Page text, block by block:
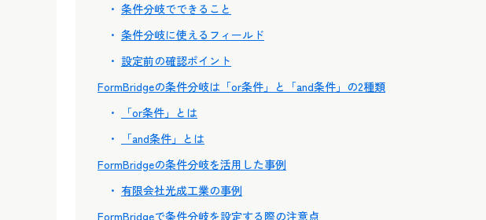
条件分岐でできること
条件分岐に使えるフィールド
設定前の確認ポイント
FormBridgeの条件分岐は「or条件」と「and条件」の2種類
「or条件」とは
「and条件」とは
FormBridgeの条件分岐を活用した事例
有限会社光成工業の事例
FormBridgeで条件分岐を設定する際の注意点